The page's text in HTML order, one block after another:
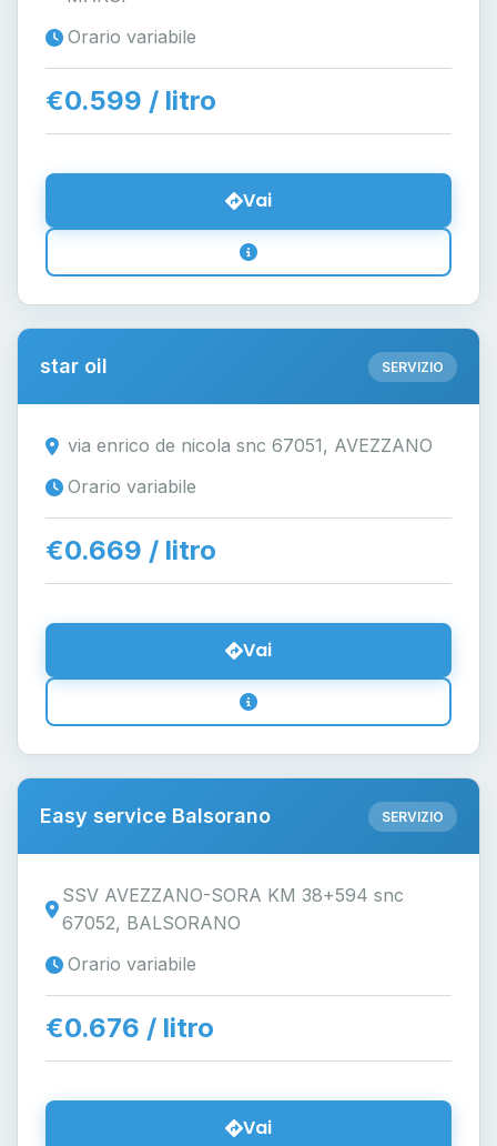
Orario variabile
€0.599 / litro
Vai
star oil SERVIZIO
via enrico de nicola snc 67051, AVEZZANO
Orario variabile
€0.669 / litro
Vai
Easy service Balsorano SERVIZIO
SSV AVEZZANO-SORA KM 38+594 snc
67052, BALSORANO
Orario variabile
€0.676 / litro
Vai